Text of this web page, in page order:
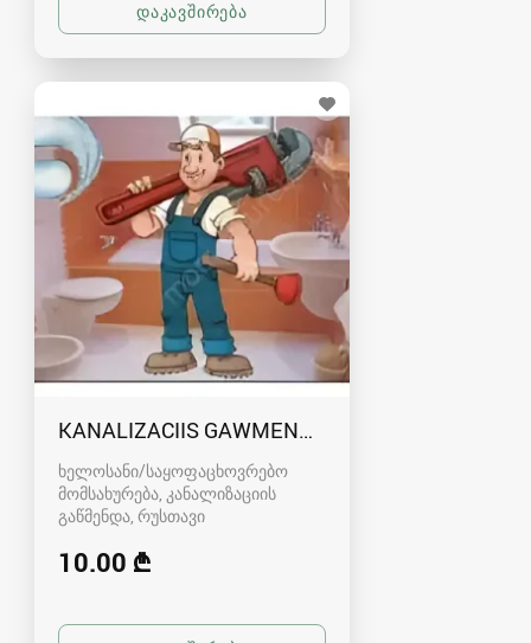
KANALIZACIIS GAWMENDA RUSTAVSHI -
ხელოსანი/საყოფაცხოვრებო
მომსახურება, კანალიზაციის
გაწმენდა რუსთავი
10.00 ₾